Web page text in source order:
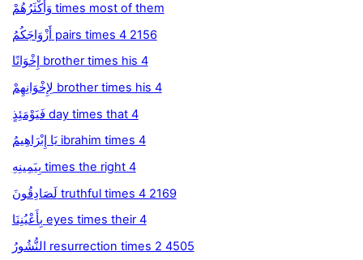
وَأَكْثَرُهُمْ times most of them
أَزْوَاجَكُمُ pairs times 4 2156
إِخْوَانًا brother times his 4
لِإِخْوَانِهِمْ brother times his 4
فَيَوْمَئِذٍ day times that 4
يَا إِبْرَاهِيمُ ibrahim times 4
بِيَمِينِهِ times the right 4
لَصَادِقُونَ truthful times 4 2169
بِأَعْيُنِنَا eyes times their 4
النُّشُورُ resurrection times 2 4505